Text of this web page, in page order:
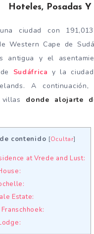
Hoteles, Posadas
ciudad con
Western Cape de
antigua y el
Sudáfrica y la
A
donde alojarte
contenido [Ocultar]
at Vrede and Lust:
Estate: